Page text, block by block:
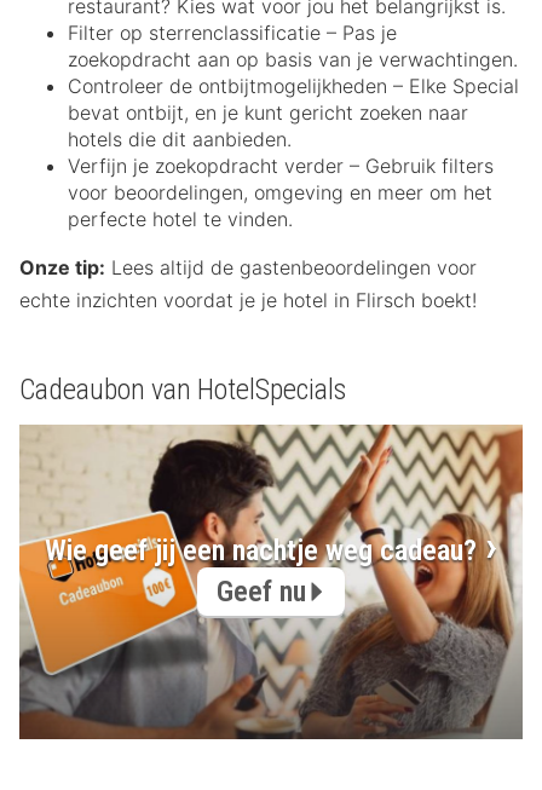
restaurant? Kies wat voor jou het belangrijkst is.
Filter op sterrenclassificatie – Pas je
zoekopdracht aan op basis van je verwachtingen.
Controleer de ontbijtmogelijkheden – Elke Special
bevat ontbijt, en je kunt gericht zoeken naar
hotels die dit aanbieden.
Verfijn je zoekopdracht verder – Gebruik filters
voor beoordelingen, omgeving en meer om het
perfecte hotel te vinden.
Onze tip: Lees altijd de gastenbeoordelingen voor
echte inzichten voordat je je hotel in Flirsch boekt!
Cadeaubon van HotelSpecials
Wie geef jij een nachtje weg cadeau?
Geef nu